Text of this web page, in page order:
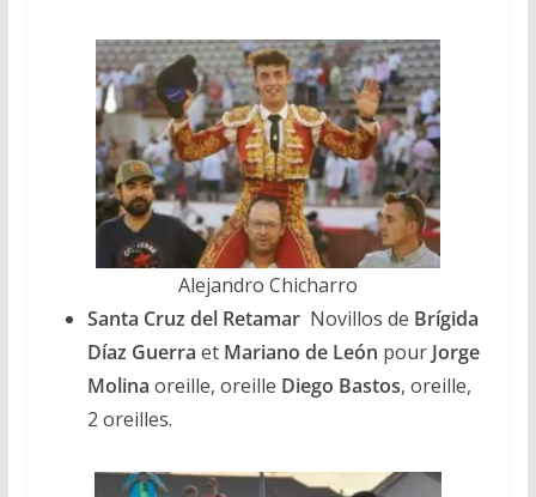
Alejandro Chicharro
Santa Cruz del Retamar Novillos de Brígida
Díaz Guerra et Mariano de León pour Jorge
Molina oreille, oreille Diego Bastos, oreille,
2 oreilles.